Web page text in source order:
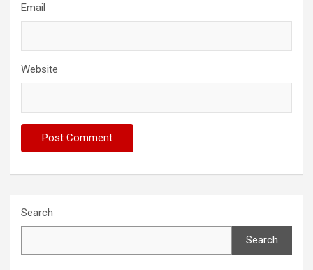
Email
Website
Search
Search